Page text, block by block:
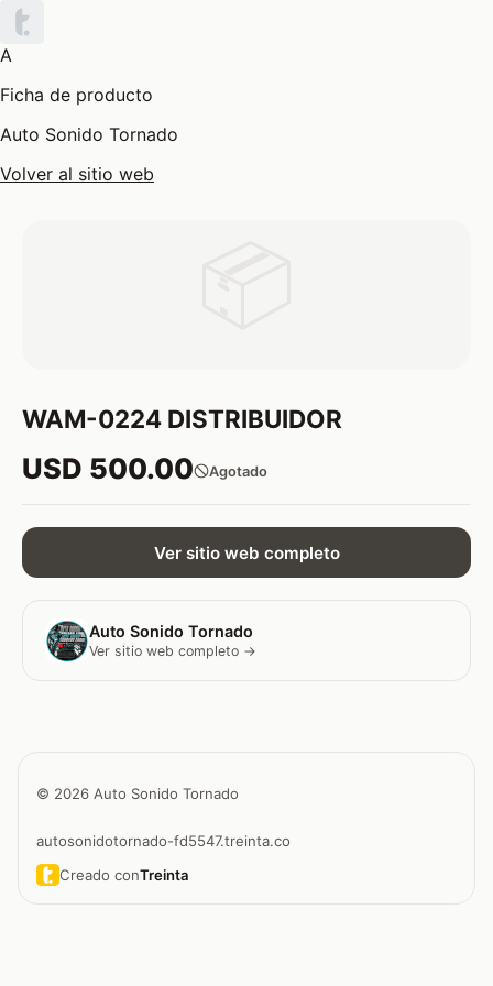
A
Ficha de producto
Auto Sonido Tornado
Volver al sitio web
WAM-0224 DISTRIBUIDOR
USD 500.00 Agotado
Ver sitio web completo
Auto Sonido Tornado
Ver sitio web completo →
© 2026 Auto Sonido Tornado
autosonidotornado-fd5547.treinta.co
Creado conTreinta